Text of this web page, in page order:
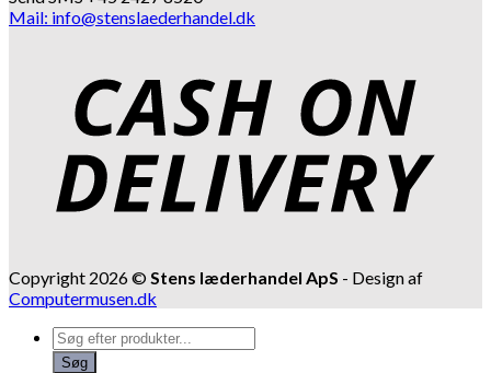
Mail: info@stenslaederhandel.dk
Copyright 2026 © Stens læderhandel ApS - Design af
Computermusen.dk
Products
search
Søg